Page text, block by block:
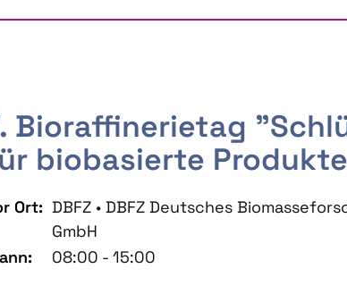
Bioraffinerietag
biobasierte
Ort: DBFZ • DBFZ Deutsches
GmbH
08:00 - 15:00